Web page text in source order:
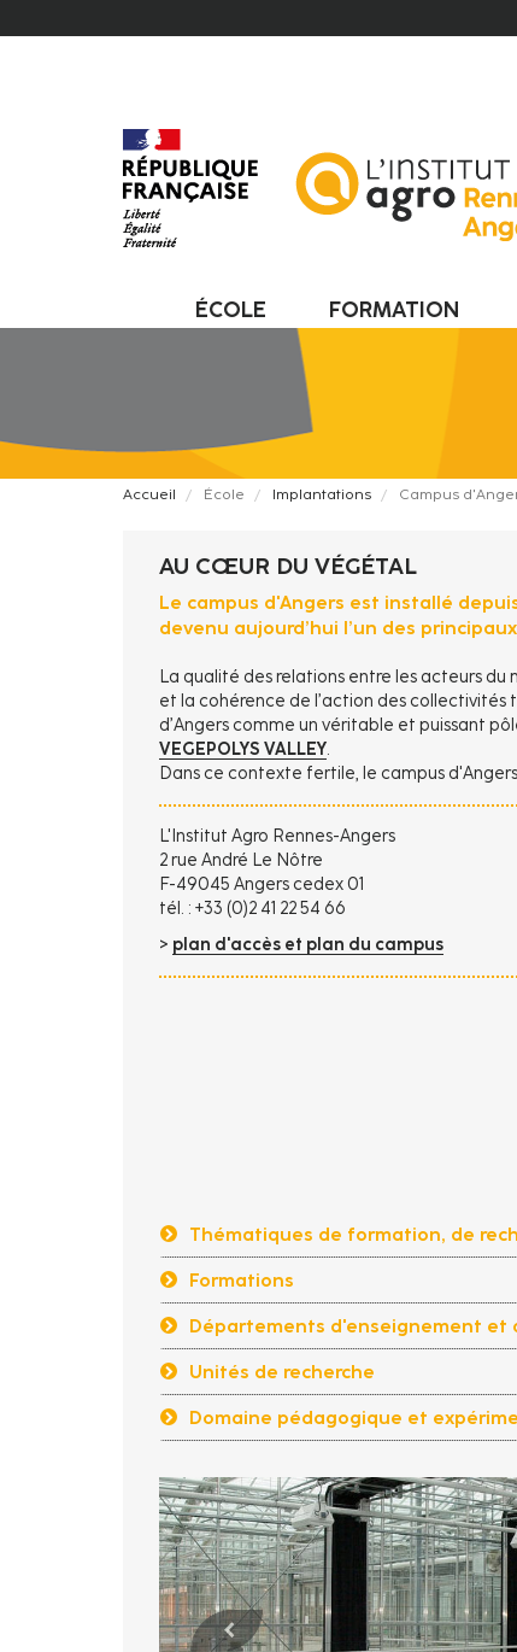
au
ÉCOLE FORMATION
Fil
Accueil École Implantations Campus
AU CŒUR DU VÉGÉTAL
Le campus d'Angers est installé
devenu aujourd’hui l’un des
La qualité des relations entre les acteurs
et la cohérence de l’action des collectivités
d’Angers comme un véritable et puissant
VEGEPOLYS VALLEY.
Dans ce contexte fertile, le campus
L'Institut Agro Rennes-Angers
2 rue André Le Nôtre
F-49045 Angers cedex 01
tél. : +33 (0)2 41 22 54 66
> plan d'accès et plan du campus
Thématiques de formation, de
Formations
Départements d'enseignement et
Unités de recherche
Domaine pédagogique et